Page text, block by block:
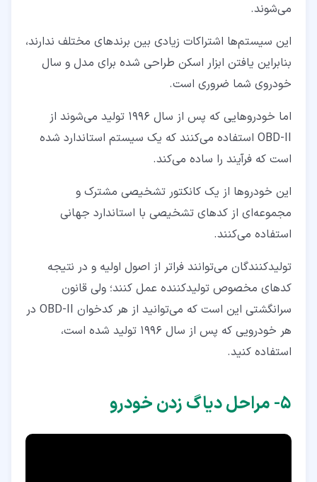
می‌شوند.
این سیستم‌ها اشتراکات زیادی بین برندهای مختلف ندارند،
بنابراین یافتن ابزار اسکن طراحی شده برای مدل و سال
خودروی شما ضروری است.
اما خودروهایی که پس از سال 1996 تولید می‌شوند از
OBD-II استفاده می‌کنند که یک سیستم استاندارد شده
است که فرآیند را ساده می‌کند.
این خودروها از یک کانکتور تشخیصی مشترک و
مجموعه‌ای از کدهای تشخیصی با استاندارد جهانی
استفاده می‌کنند.
تولیدکنندگان می‌توانند فراتر از اصول اولیه و در نتیجه
کدهای مخصوص تولیدکننده عمل کنند؛ ولی قانون
سرانگشتی این است که می‌توانید از هر کدخوان OBD-II در
هر خودرویی که پس از سال 1996 تولید شده است،
استفاده کنید.
۵‏- مراحل دیاگ زدن خودرو